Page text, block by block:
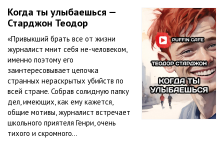
Когда ты улыбаешься —
Старджон Теодор
«Привыкший брать все от жизни
журналист мнит себя не-человеком,
именно поэтому его
заинтересовывает цепочка
странных нераскрытых убийств по
всей стране. Собрав солидную папку
дел, имеющих, как ему кажется,
общие мотивы, журналист встречает
школьного приятеля Генри, очень
тихого и скромного...